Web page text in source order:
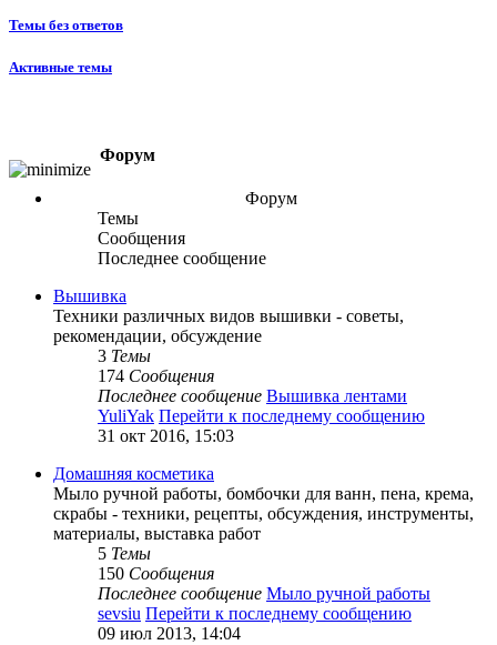
Темы без ответов
Активные темы
Форум
Форум
Темы
Сообщения
Последнее сообщение
Вышивка
Техники различных видов вышивки - советы,
рекомендации, обсуждение
3 Темы
174 Сообщения
Последнее сообщение Вышивка лентами
YuliYak Перейти к последнему сообщению
31 окт 2016, 15:03
Домашняя косметика
Мыло ручной работы, бомбочки для ванн, пена, крема,
скрабы - техники, рецепты, обсуждения, инструменты,
материалы, выставка работ
5 Темы
150 Сообщения
Последнее сообщение Мыло ручной работы
sevsiu Перейти к последнему сообщению
09 июл 2013, 14:04